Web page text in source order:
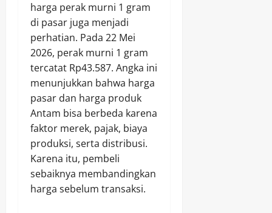
harga perak murni 1 gram
di pasar juga menjadi
perhatian. Pada 22 Mei
2026, perak murni 1 gram
tercatat Rp43.587. Angka ini
menunjukkan bahwa harga
pasar dan harga produk
Antam bisa berbeda karena
faktor merek, pajak, biaya
produksi, serta distribusi.
Karena itu, pembeli
sebaiknya membandingkan
harga sebelum transaksi.